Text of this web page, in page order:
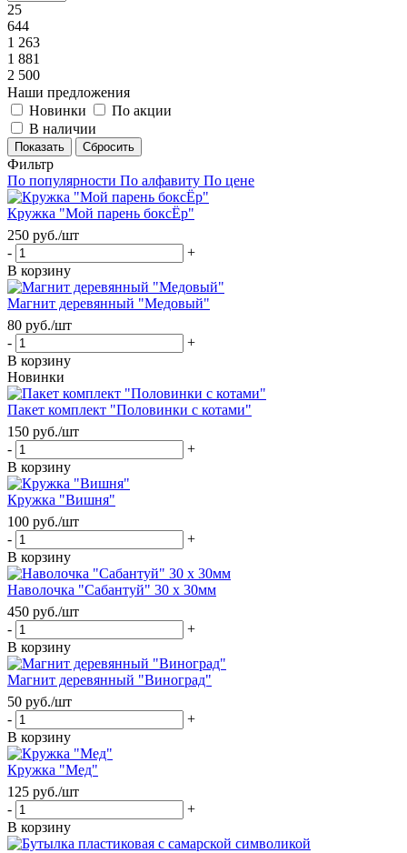
25
644
1 263
1 881
2 500
Наши предложения
Новинки
По акции
В наличии
Сбросить
Фильтр
По популярности По алфавиту По цене
Кружка "Мой парень боксЁр"
250 руб./шт
-
+
В корзину
Магнит деревянный "Медовый"
80 руб./шт
-
+
В корзину
Новинки
Пакет комплект "Половинки с котами"
150 руб./шт
-
+
В корзину
Кружка "Вишня"
100 руб./шт
-
+
В корзину
Наволочка "Сабантуй" 30 х 30мм
450 руб./шт
-
+
В корзину
Магнит деревянный "Виноград"
50 руб./шт
-
+
В корзину
Кружка "Мед"
125 руб./шт
-
+
В корзину